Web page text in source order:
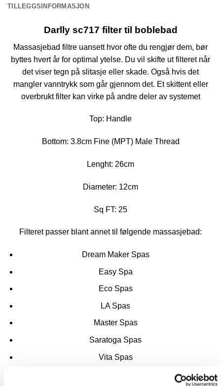
TILLEGGSINFORMASJON
Darlly sc717 filter til boblebad
Massasjebad filtre uansett hvor ofte du rengjør dem, bør
byttes hvert år for optimal ytelse. Du vil skifte ut filteret når
det viser tegn på slitasje eller skade. Også hvis det
mangler vanntrykk som går gjennom det. Et skittent eller
overbrukt filter kan virke på andre deler av systemet
Top: Handle
Bottom: 3.8cm Fine (MPT) Male Thread
Lenght: 26cm
Diameter: 12cm
Sq FT: 25
Filteret passer blant annet til følgende massasjebad:
Dream Maker Spas
Easy Spa
Eco Spas
LA Spas
Master Spas
Saratoga Spas
Vita Spas